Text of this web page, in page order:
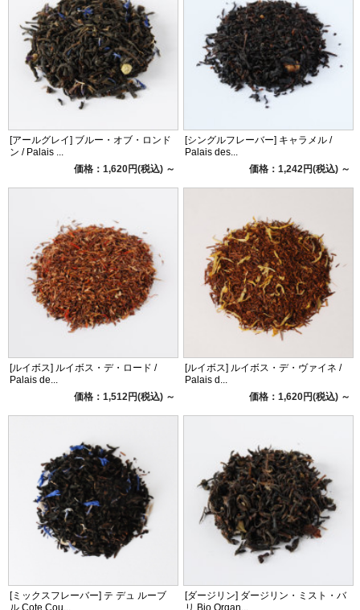
[アールグレイ] ブルー・オブ・ロンド
ン / Palais ...
価格：1,620円(税込) ～
[シングルフレーバー] キャラメル /
Palais des...
価格：1,242円(税込) ～
[ルイボス] ルイボス・デ・ロード /
Palais de...
価格：1,512円(税込) ～
[ルイボス] ルイボス・デ・ヴァイネ /
Palais d...
価格：1,620円(税込) ～
[ミックスフレーバー] テ デュ ルーブ
ル Cote Cou...
[ダージリン] ダージリン・ミスト・バ
リ Bio Organ...